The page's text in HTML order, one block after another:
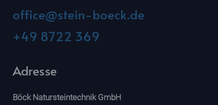
office@stein-boeck.de
+49 8722 369
Adresse
Böck Natursteintechnik GmbH